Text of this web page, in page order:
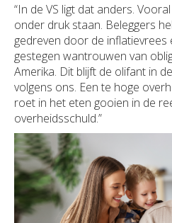
“In de VS ligt dat anders.
onder druk staan. Beleggers
gedreven door de
gestegen wantrouwen van
Amerika. Dit blijft de olifant in
volgens ons. Een te hoge
roet in het eten gooien in de
overheidsschuld.”